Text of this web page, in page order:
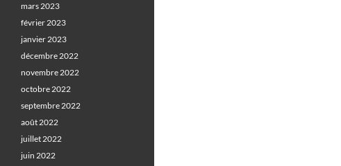
mars 2023
février 2023
janvier 2023
décembre 2022
novembre 2022
octobre 2022
septembre 2022
août 2022
juillet 2022
juin 2022